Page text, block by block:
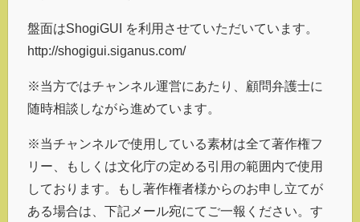
盤面はShogiGUI を利用させていただいています。
http://shogigui.siganus.com/
※当方ではチャンネル運営にあたり、顧問弁護士に
随時相談しながら進めています。
※当チャンネルで使用している素材は全て著作権フ
リー、もしくは文化庁の定める引用の範囲内で使用
しております。もし著作権者様からのお申し立てが
ある場合は、下記メール宛にてご一報ください。す